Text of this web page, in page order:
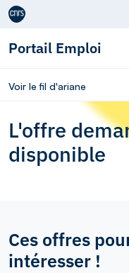
Aller au contenu
Portail Emploi
Voir le fil d'ariane
L'offre
disponible
Ces offres
intéresser !